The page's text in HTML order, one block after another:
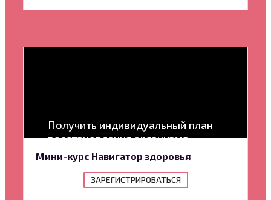
Получить индивидуальный план
восстановления организма
Мини-курс Навигатор здоровья
ЗАРЕГИСТРИРОВАТЬСЯ